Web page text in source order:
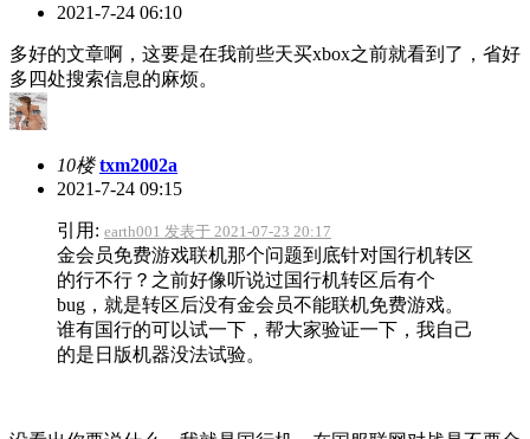
2021-7-24 06:10
多好的文章啊，这要是在我前些天买xbox之前就看到了，省好
多四处搜索信息的麻烦。
10楼 txm2002a
2021-7-24 09:15
引用: earth001 发表于 2021-07-23 20:17
金会员免费游戏联机那个问题到底针对国行机转区
的行不行？之前好像听说过国行机转区后有个
bug，就是转区后没有金会员不能联机免费游戏。
谁有国行的可以试一下，帮大家验证一下，我自己
的是日版机器没法试验。